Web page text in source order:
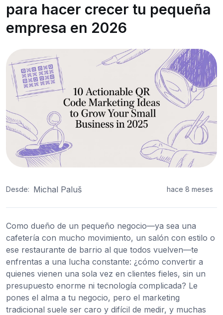
para hacer crecer tu pequeña
empresa en 2026
Desde: Michal Paluš hace 8 meses
Como dueño de un pequeño negocio—ya sea una
cafetería con mucho movimiento, un salón con estilo o
ese restaurante de barrio al que todos vuelven—te
enfrentas a una lucha constante: ¿cómo convertir a
quienes vienen una sola vez en clientes fieles, sin un
presupuesto enorme ni tecnología complicada? Le
pones el alma a tu negocio, pero el marketing
tradicional suele ser caro y difícil de medir, y muchas